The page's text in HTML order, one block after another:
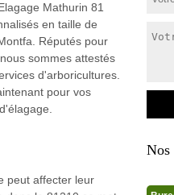
Mathurin 81
en taille de
Réputés pour
sommes attestés
d'arboricultures.
pour vos
peut affecter leur
Nos